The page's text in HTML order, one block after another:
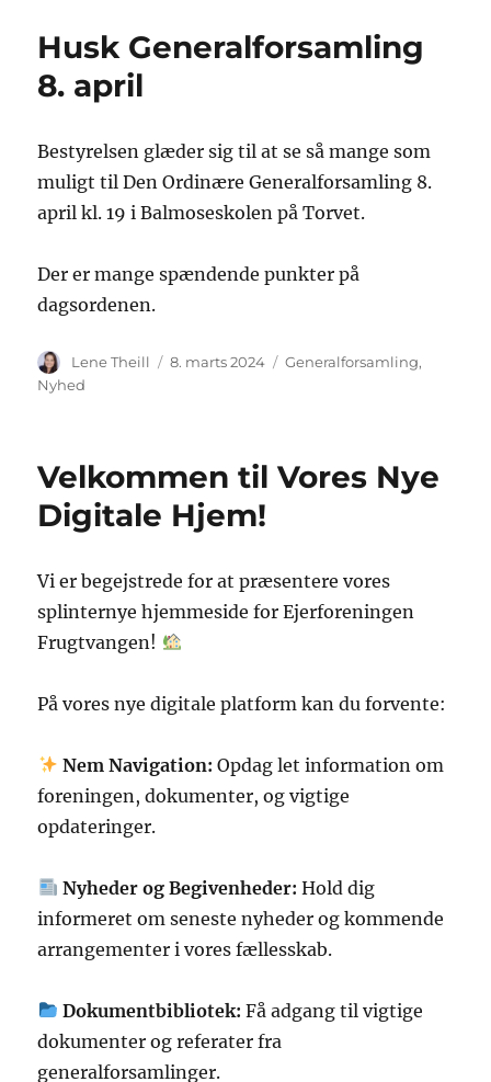
Husk Generalforsamling
8. april
Bestyrelsen glæder sig til at se så mange som
muligt til Den Ordinære Generalforsamling 8.
april kl. 19 i Balmoseskolen på Torvet.
Der er mange spændende punkter på
dagsordenen.
Forfatter
Lene Theill Udgivet
8. marts 2024 Tags
Generalforsamling,
Nyhed
Velkommen til Vores Nye
Digitale Hjem!
Vi er begejstrede for at præsentere vores
splinternye hjemmeside for Ejerforeningen
Frugtvangen!
På vores nye digitale platform kan du forvente:
Nem Navigation: Opdag let information om
foreningen, dokumenter, og vigtige
opdateringer.
Nyheder og Begivenheder: Hold dig
informeret om seneste nyheder og kommende
arrangementer i vores fællesskab.
Dokumentbibliotek: Få adgang til vigtige
dokumenter og referater fra
generalforsamlinger.